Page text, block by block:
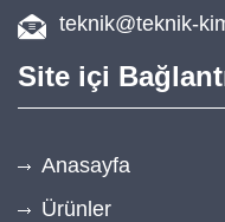
teknik@teknik-
Site içi
Anasayfa
Ürünler